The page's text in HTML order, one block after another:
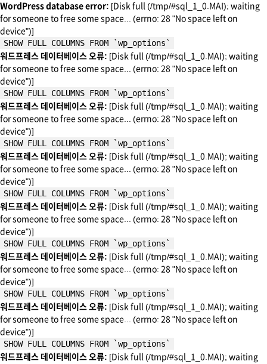
WordPress database error: [Disk full (/tmp/#sql_1_0.MAI); waiting
for someone to free some space... (errno: 28 "No space left on
device")]
SHOW FULL COLUMNS FROM `wp_options`
워드프레스 데이터베이스 오류: [Disk full (/tmp/#sql_1_0.MAI); waiting
for someone to free some space... (errno: 28 "No space left on
device")]
SHOW FULL COLUMNS FROM `wp_options`
워드프레스 데이터베이스 오류: [Disk full (/tmp/#sql_1_0.MAI); waiting
for someone to free some space... (errno: 28 "No space left on
device")]
SHOW FULL COLUMNS FROM `wp_options`
워드프레스 데이터베이스 오류: [Disk full (/tmp/#sql_1_0.MAI); waiting
for someone to free some space... (errno: 28 "No space left on
device")]
SHOW FULL COLUMNS FROM `wp_options`
워드프레스 데이터베이스 오류: [Disk full (/tmp/#sql_1_0.MAI); waiting
for someone to free some space... (errno: 28 "No space left on
device")]
SHOW FULL COLUMNS FROM `wp_options`
워드프레스 데이터베이스 오류: [Disk full (/tmp/#sql_1_0.MAI); waiting
for someone to free some space... (errno: 28 "No space left on
device")]
SHOW FULL COLUMNS FROM `wp_options`
워드프레스 데이터베이스 오류: [Disk full (/tmp/#sql_1_0.MAI); waiting
for someone to free some space... (errno: 28 "No space left on
device")]
SHOW FULL COLUMNS FROM `wp_options`
워드프레스 데이터베이스 오류: [Disk full (/tmp/#sql_1_0.MAI); waiting